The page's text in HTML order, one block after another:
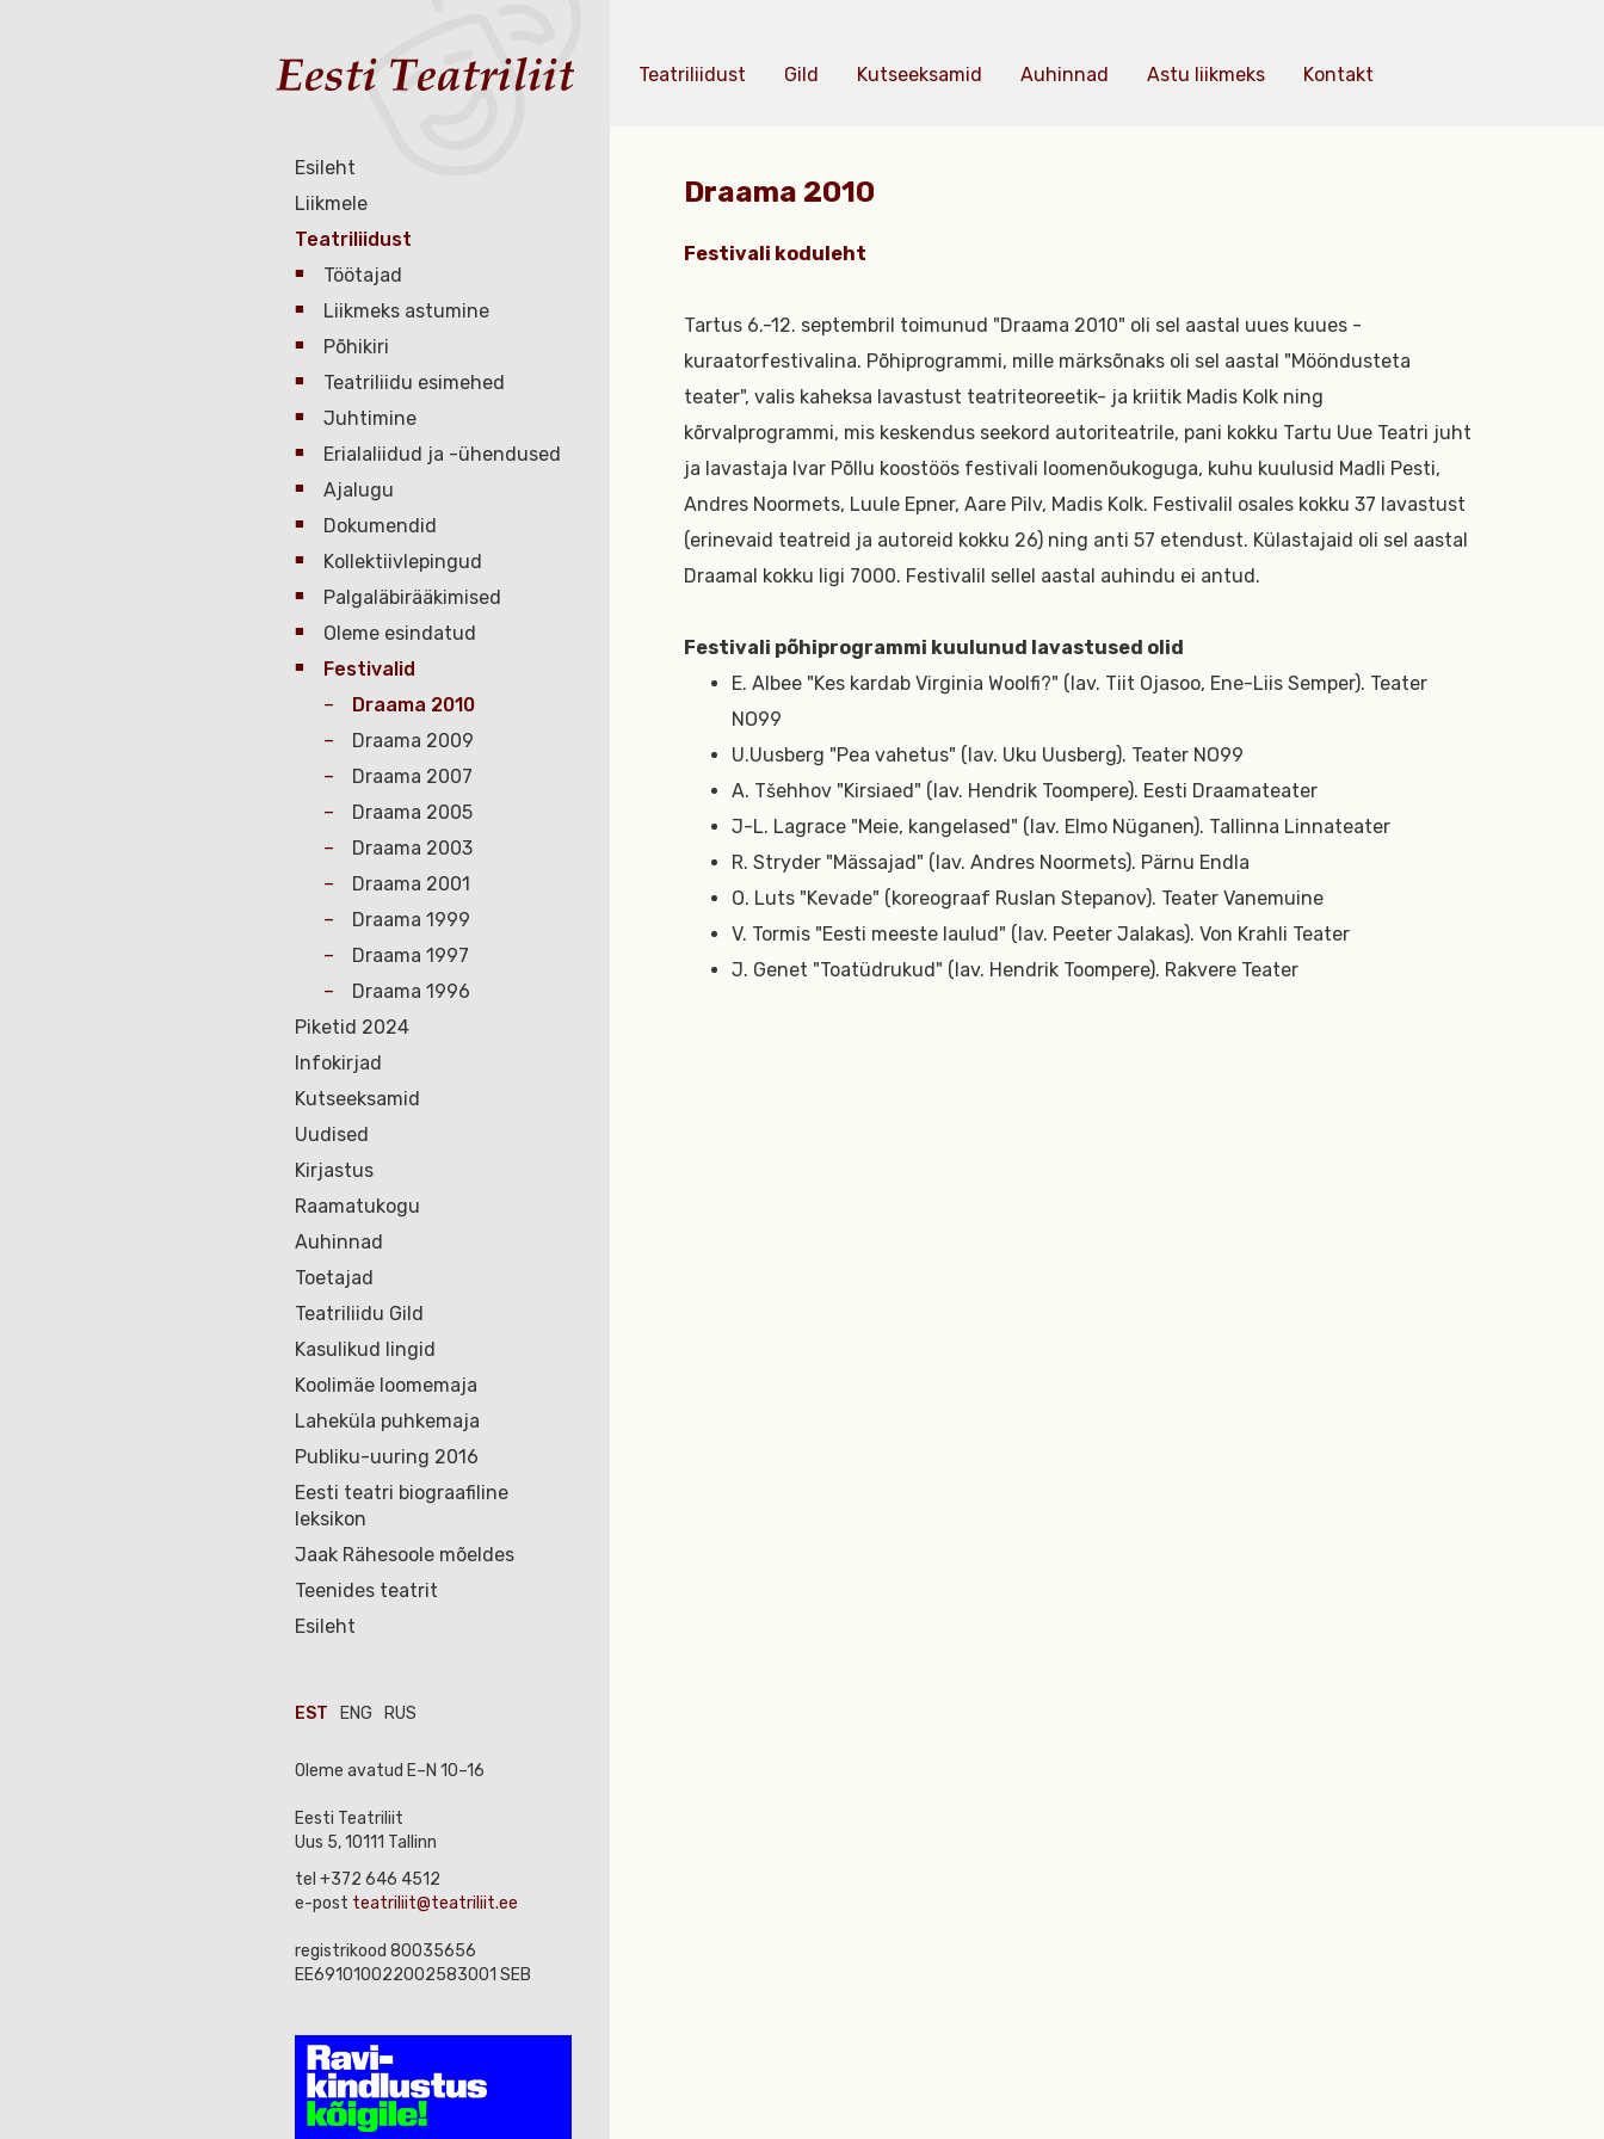
Esileht
Liikmele
Teatriliidust
Töötajad
Liikmeks astumine
Põhikiri
Teatriliidu esimehed
Juhtimine
Erialaliidud ja -ühendused
Ajalugu
Dokumendid
Kollektiivlepingud
Palgaläbirääkimised
Oleme esindatud
Festivalid
Draama 2010
Draama 2009
Draama 2007
Draama 2005
Draama 2003
Draama 2001
Draama 1999
Draama 1997
Draama 1996
Piketid 2024
Infokirjad
Kutseeksamid
Uudised
Kirjastus
Raamatukogu
Auhinnad
Toetajad
Teatriliidu Gild
Kasulikud lingid
Koolimäe loomemaja
Laheküla puhkemaja
Publiku-uuring 2016
Eesti teatri biograafiline
leksikon
Jaak Rähesoole mõeldes
Teenides teatrit
Esileht
EST ENG RUS
Oleme avatud E–N 10–16
Eesti Teatriliit
Uus 5, 10111 Tallinn
tel +372 646 4512
e-post teatriliit@teatriliit.ee
registrikood 80035656
EE691010022002583001 SEB
Teatriliidust Gild Kutseeksamid Auhinnad Astu liikmeks Kontakt
Draama 2010
Festivali koduleht
Tartus 6.-12. septembril toimunud "Draama 2010" oli sel aastal uues kuues -
kuraatorfestivalina. Põhiprogrammi, mille märksõnaks oli sel aastal "Mööndusteta
teater", valis kaheksa lavastust teatriteoreetik- ja kriitik Madis Kolk ning
kõrvalprogrammi, mis keskendus seekord autoriteatrile, pani kokku Tartu Uue Teatri juht
ja lavastaja Ivar Põllu koostöös festivali loomenõukoguga, kuhu kuulusid Madli Pesti,
Andres Noormets, Luule Epner, Aare Pilv, Madis Kolk. Festivalil osales kokku 37 lavastust
(erinevaid teatreid ja autoreid kokku 26) ning anti 57 etendust. Külastajaid oli sel aastal
Draamal kokku ligi 7000. Festivalil sellel aastal auhindu ei antud.
Festivali põhiprogrammi kuulunud lavastused olid
E. Albee "Kes kardab Virginia Woolfi?" (lav. Tiit Ojasoo, Ene-Liis Semper). Teater
NO99
U.Uusberg "Pea vahetus" (lav. Uku Uusberg). Teater NO99
A. Tšehhov "Kirsiaed" (lav. Hendrik Toompere). Eesti Draamateater
J-L. Lagrace "Meie, kangelased" (lav. Elmo Nüganen). Tallinna Linnateater
R. Stryder "Mässajad" (lav. Andres Noormets). Pärnu Endla
O. Luts "Kevade" (koreograaf Ruslan Stepanov). Teater Vanemuine
V. Tormis "Eesti meeste laulud" (lav. Peeter Jalakas). Von Krahli Teater
J. Genet "Toatüdrukud" (lav. Hendrik Toompere). Rakvere Teater